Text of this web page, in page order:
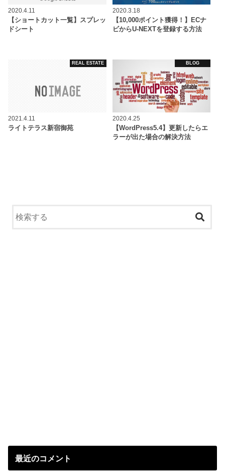
2020.4.11
【ショートカット一覧】スプレッ
ドシート
2020.3.18
【10,000ポイント獲得！】ECナ
ビからU-NEXTを登録する方法
REAL ESTATE
2021.4.11
ライトテラス新宿御苑
BLOG
2020.4.25
【WordPress5.4】更新したらエ
ラーが出た場合の解決方法
最近のコメント